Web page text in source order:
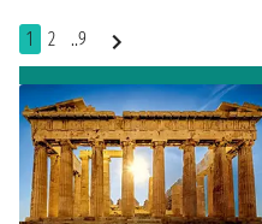
1 2 ..9